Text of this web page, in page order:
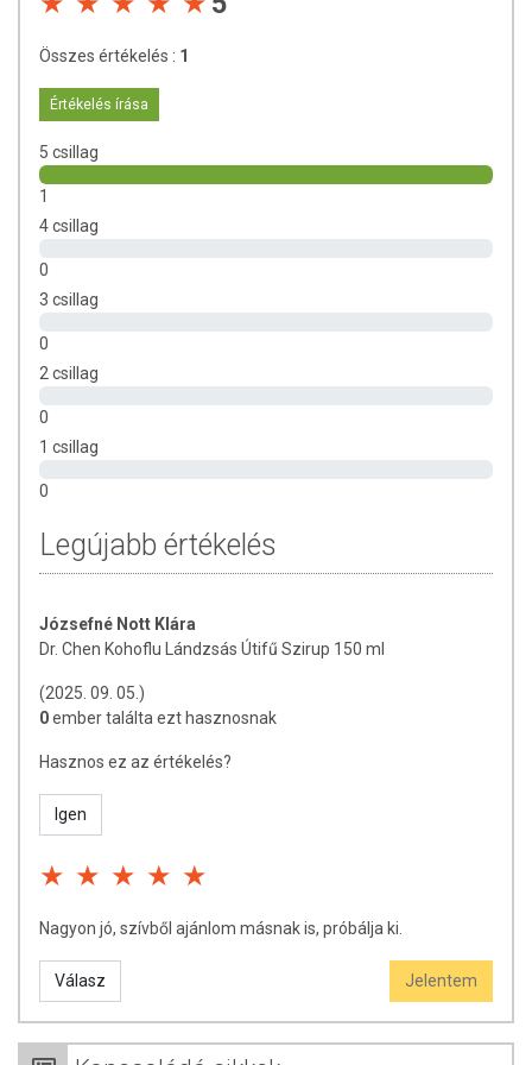
Lándzsás útifű kivonat: 1,44 g
TOVÁBBI TUDNIVALÓK
Minőségét megőrzi:
Gyártja és forgalmazza:
hogy naprakészek legyenek. Szeretnénk felhívni azonban a figyelmet,
hogy ennek ellenére a webshopon szereplő adatok (beleértve a
tájékoztató jellegűek, a tényleges értékek eltérhetnek az élelmiszerek
természetéből adódóan. A friss, aktuális információkat a termékek
Összes értékelés : 1
Értékelés írása
5 csillag
1
4 csillag
0
3 csillag
0
2 csillag
0
1 csillag
0
Legújabb értékelés
Józsefné Nott Klára
Dr. Chen Kohoflu Lándzsás Útifű Szirup 150 ml
(2025. 09. 05.)
0ember találta ezt hasznosnak
Hasznos ez az értékelés?
Igen
Nagyon jó, szívből ajánlom másnak is, próbálja ki.
Válasz Jelentem